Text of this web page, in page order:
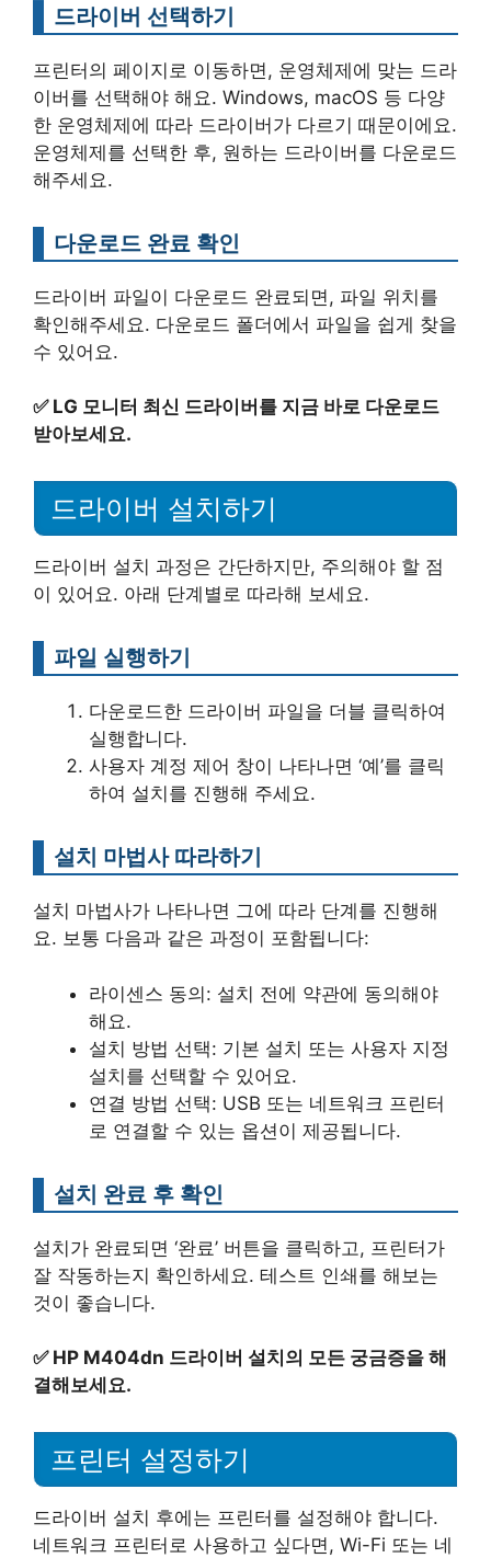
드라이버 선택하기
프린터의 페이지로 이동하면, 운영체제에 맞는 드라
이버를 선택해야 해요. Windows, macOS 등 다양
한 운영체제에 따라 드라이버가 다르기 때문이에요.
운영체제를 선택한 후, 원하는 드라이버를 다운로드
해주세요.
다운로드 완료 확인
드라이버 파일이 다운로드 완료되면, 파일 위치를
확인해주세요. 다운로드 폴더에서 파일을 쉽게 찾을
수 있어요.
✅ LG 모니터 최신 드라이버를 지금 바로 다운로드
받아보세요.
드라이버 설치하기
드라이버 설치 과정은 간단하지만, 주의해야 할 점
이 있어요. 아래 단계별로 따라해 보세요.
파일 실행하기
다운로드한 드라이버 파일을 더블 클릭하여
실행합니다.
사용자 계정 제어 창이 나타나면 ‘예’를 클릭
하여 설치를 진행해 주세요.
설치 마법사 따라하기
설치 마법사가 나타나면 그에 따라 단계를 진행해
요. 보통 다음과 같은 과정이 포함됩니다:
라이센스 동의: 설치 전에 약관에 동의해야
해요.
설치 방법 선택: 기본 설치 또는 사용자 지정
설치를 선택할 수 있어요.
연결 방법 선택: USB 또는 네트워크 프린터
로 연결할 수 있는 옵션이 제공됩니다.
설치 완료 후 확인
설치가 완료되면 ‘완료’ 버튼을 클릭하고, 프린터가
잘 작동하는지 확인하세요. 테스트 인쇄를 해보는
것이 좋습니다.
✅ HP M404dn 드라이버 설치의 모든 궁금증을 해
결해보세요.
프린터 설정하기
드라이버 설치 후에는 프린터를 설정해야 합니다.
네트워크 프린터로 사용하고 싶다면, Wi-Fi 또는 네